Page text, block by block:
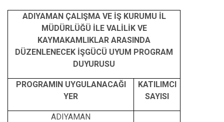
ADIYAMAN ÇALIŞMA VE İŞ KURUMU İL
MÜDÜRLÜĞÜ İLE VALİLİK VE
KAYMAKAMLIKLAR ARASINDA
DÜZENLENECEK İŞGÜCÜ UYUM PROGRAM
DUYURUSU
PROGRAMIN UYGULANACAĞI
YER
KATILIMCI
SAYISI
ADIYAMAN